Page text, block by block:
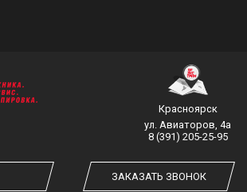
Красноярск
ул. Авиаторов, 4а
8 (391) 205-25-95
ЗАКАЗАТЬ ЗВОНОК
ОБРАТНОГО ЗВОНКА
ЗАКАЗАТЬ ЗВОНОК